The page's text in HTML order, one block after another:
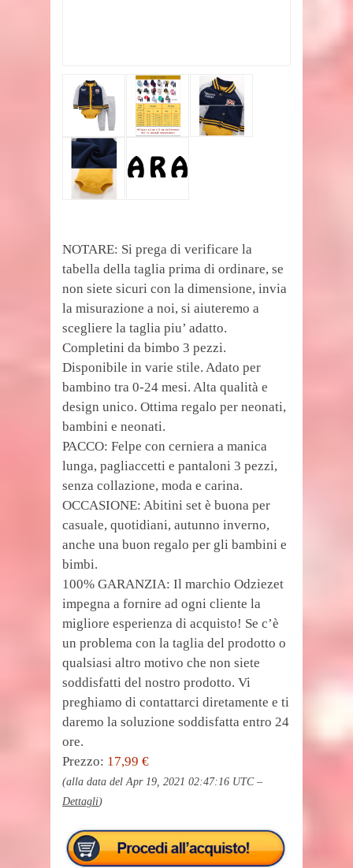
NOTARE: Si prega di verificare la
tabella della taglia prima di ordinare, se
non siete sicuri con la dimensione, invia
la misurazione a noi, si aiuteremo a
scegliere la taglia piu’ adatto.
Completini da bimbo 3 pezzi.
Disponibile in varie stile. Adato per
bambino tra 0-24 mesi. Alta qualità e
design unico. Ottima regalo per neonati,
bambini e neonati.
PACCO: Felpe con cerniera a manica
lunga, pagliaccetti e pantaloni 3 pezzi,
senza collazione, moda e carina.
OCCASIONE: Abitini set è buona per
casuale, quotidiani, autunno inverno,
anche una buon regalo per gli bambini e
bimbi.
100% GARANZIA: Il marchio Odziezet
impegna a fornire ad ogni cliente la
migliore esperienza di acquisto! Se c’è
un problema con la taglia del prodotto o
qualsiasi altro motivo che non siete
soddisfatti del nostro prodotto. Vi
preghiamo di contattarci diretamente e ti
daremo la soluzione soddisfatta entro 24
ore.
Prezzo: 17,99 €
(alla data del Apr 19, 2021 02:47:16 UTC –
Dettagli)